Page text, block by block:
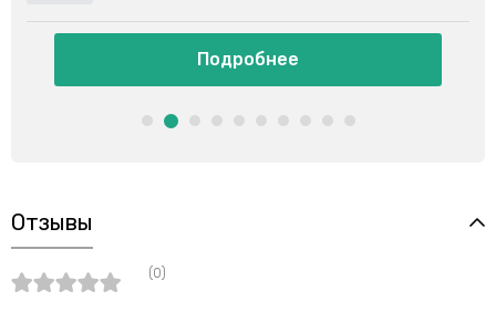
Подробнее
Отзывы
(0)